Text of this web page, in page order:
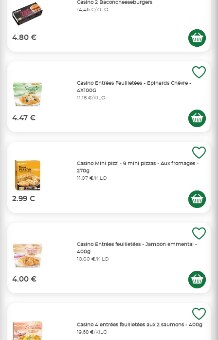
Casino 2 Baconcheeseburgers
14,46 €/KILO
4.80 €
Casino Entrées Feuilletées - Epinards Chèvre -
4X100G
11,18 €/KILO
4.47 €
Casino Mini pizz' - 9 mini pizzas - Aux fromages -
270g
11,07 €/KILO
2.99 €
Casino Entrées feuilletées - Jambon emmental -
400g
10,00 €/KILO
4.00 €
Casino 4 entrées feuilletées aux 2 saumons - 400g
19,68 €/KILO